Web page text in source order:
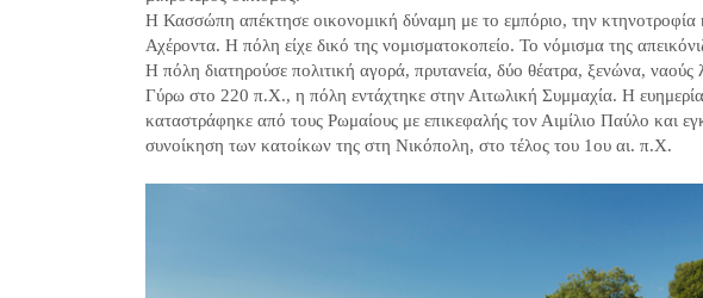
Η Κασσώπη απέκτησε οικονομική δύναμη με το εμπόριο, την κτηνοτροφία
Αχέροντα. Η πόλη είχε δικό της νομισματοκοπείο. Το νόμισμα της
Η πόλη διατηρούσε πολιτική αγορά, πρυτανεία, δύο θέατρα, ξενώνα, ναούς
Γύρω στο 220 π.Χ., η πόλη εντάχτηκε στην Αιτωλική Συμμαχία. Η
καταστράφηκε από τους Ρωμαίους με επικεφαλής τον Αιμίλιο Παύλο και
συνοίκηση των κατοίκων της στη Νικόπολη, στο τέλος του 1ου αι. π.Χ.